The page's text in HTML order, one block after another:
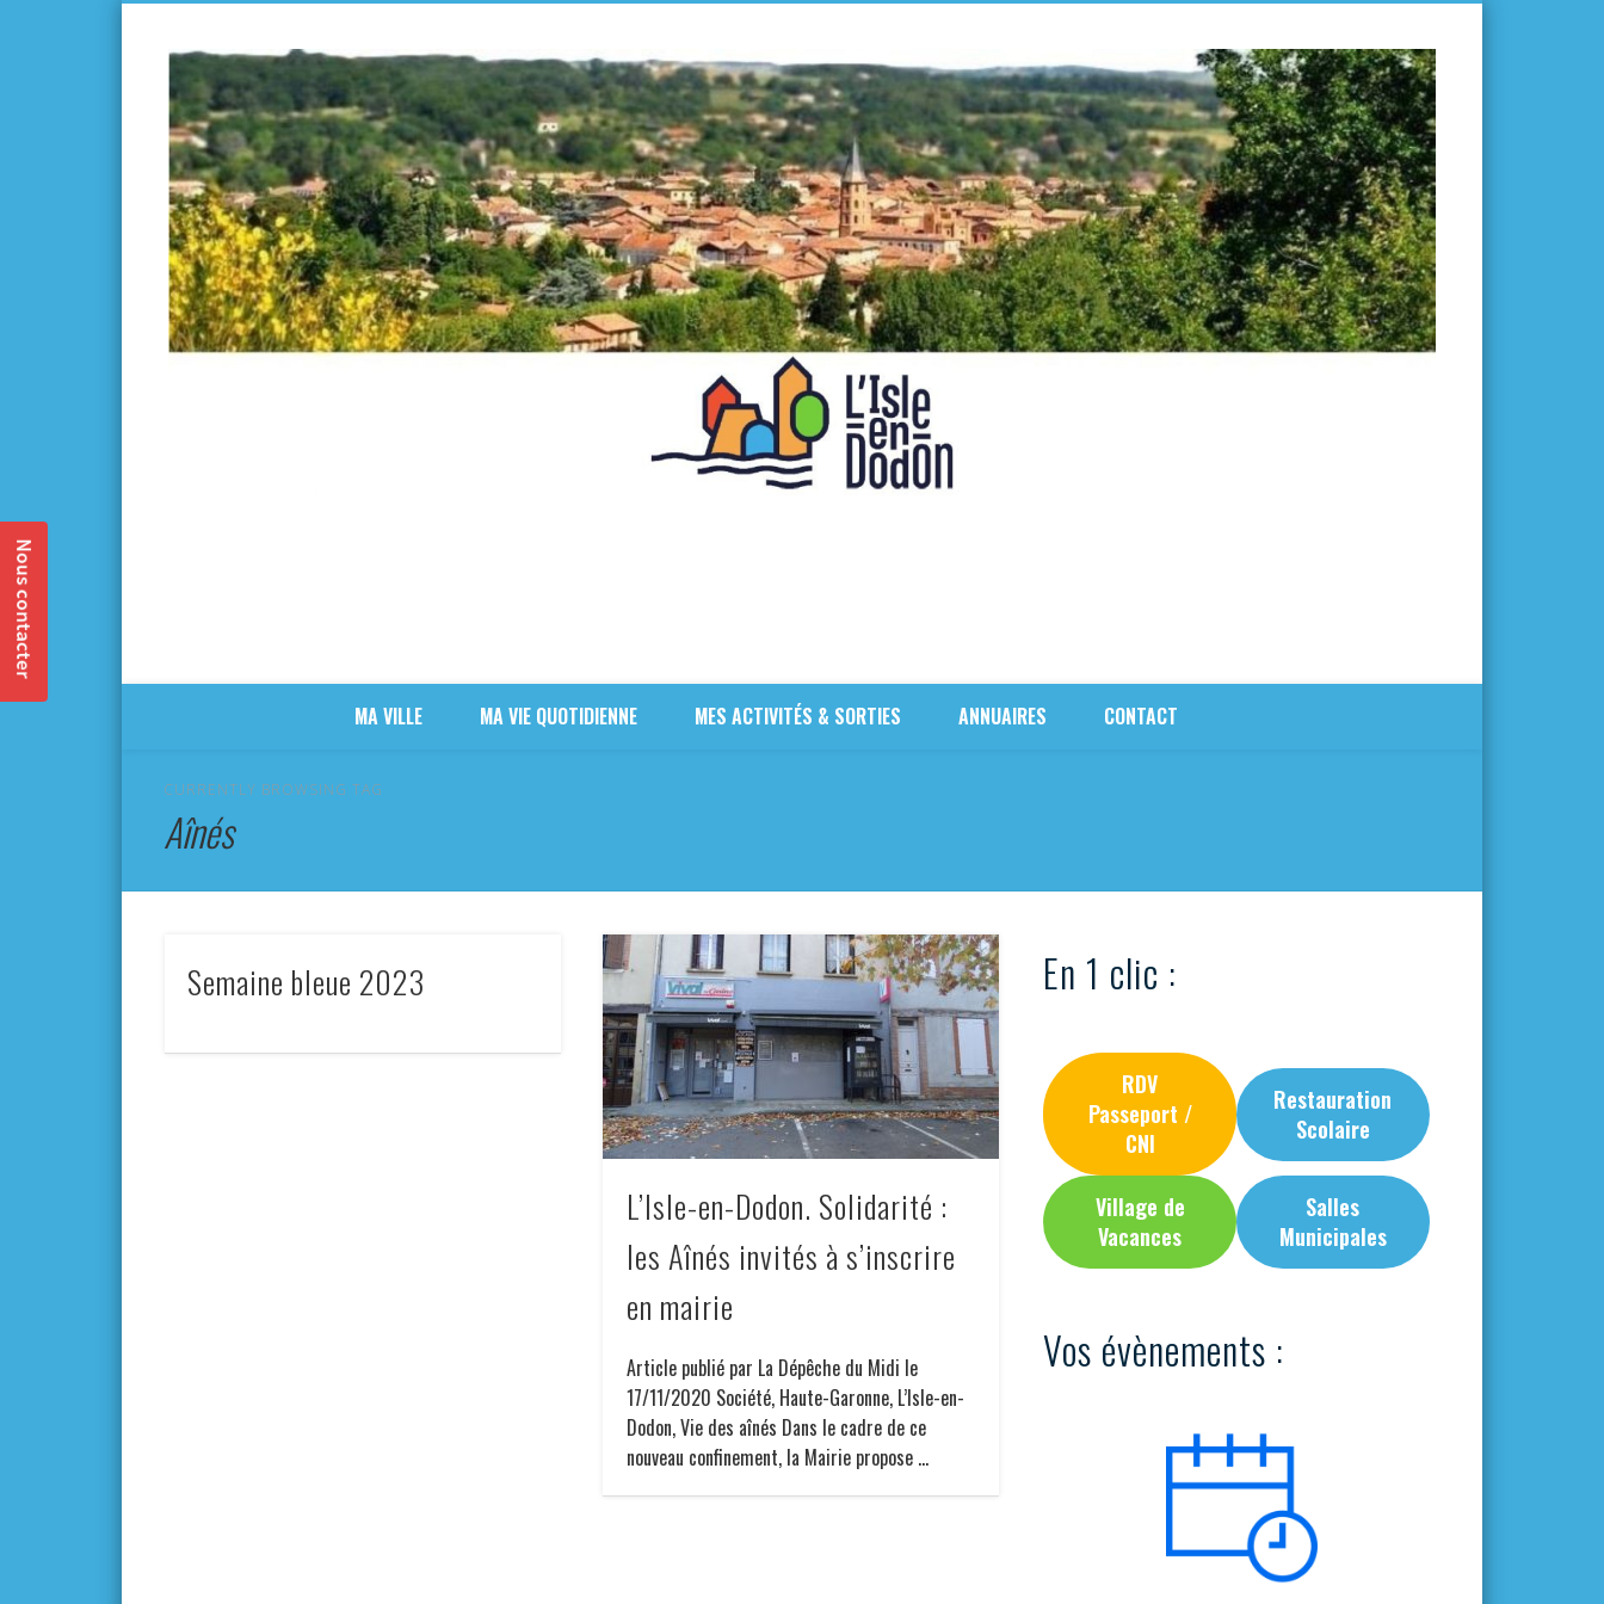
MA VILLE MA VIE QUOTIDIENNE MES ACTIVITÉS & SORTIES ANNUAIRES CONTACT
CURRENTLY BROWSING TAG
Aînés
Semaine bleue 2023
L’Isle-en-Dodon. Solidarité :
les Aînés invités à s’inscrire
en mairie
Article publié par La Dépêche du Midi le
17/11/2020 Société, Haute-Garonne, L’Isle-en-
Dodon, Vie des aînés Dans le cadre de ce
nouveau confinement, la Mairie propose …
En 1 clic :
RDV
Passeport /
CNI
Restauration
Scolaire
Village de
Vacances
Salles
Municipales
Vos évènements :